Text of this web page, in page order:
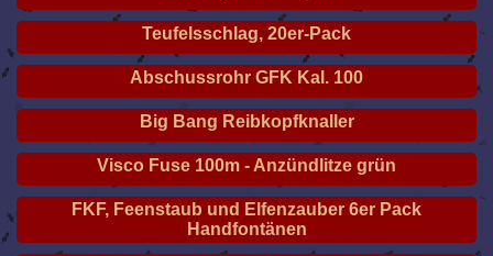
Teufelsschlag, 20er-Pack
Abschussrohr GFK Kal. 100
Big Bang Reibkopfknaller
Visco Fuse 100m - Anzündlitze grün
FKF, Feenstaub und Elfenzauber 6er Pack
Handfontänen